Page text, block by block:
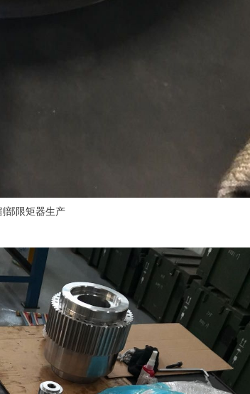
部限矩器生产